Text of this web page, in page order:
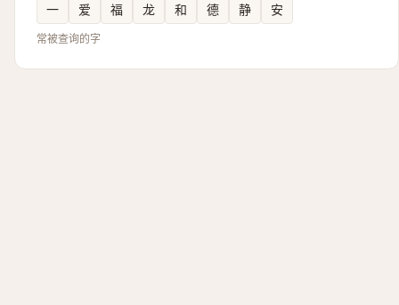
一 爱 福 龙 和 德 静 安
常被查询的字